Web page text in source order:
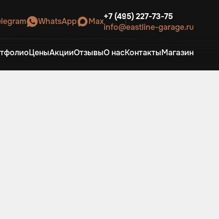
WhatsApp Max+7 (495) 227-73-75
info@eastline-garage.ru
ЦеныАкцииОтзывыО насКонтактыМагазин